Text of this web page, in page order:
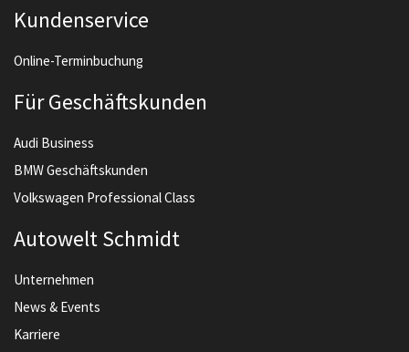
Kundenservice
Online-Terminbuchung
Für Geschäftskunden
Audi Business
BMW Geschäftskunden
Volkswagen Professional Class
Autowelt Schmidt
Unternehmen
News & Events
Karriere